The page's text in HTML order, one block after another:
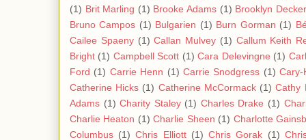
(1) Brit Marling (1) Brooke Adams (1) Brooklyn Decker
Bruno Campos (1) Bulgarien (1) Burn Gorman (1)
Cailee Spaeny (1) Callan Mulvey (1) Callum Keith
Bright (1) Campbell Scott (1) Cara Delevingne (1)
Ford (1) Carrie Henn (1) Carrie Snodgress (1) Cary-
Catherine Hicks (1) Catherine McCormack (1) Cathy
Adams (1) Charity Staley (1) Charles Drake (1)
Charlie Heaton (1) Charlie Sheen (1) Charlotte
Columbus (1) Chris Elliott (1) Chris Gorak (1)